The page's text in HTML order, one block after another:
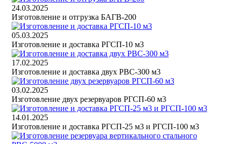
24.03.2025
Изготовление и отгрузка БАГВ-200
05.03.2025
Изготовление и доставка РГСП-10 м3
17.02.2025
Изготовление и доставка двух РВС-300 м3
03.02.2025
Изготовление двух резервуаров РГСП-60 м3
14.01.2025
Изготовление и доставка РГСП-25 м3 и РГСП-100 м3